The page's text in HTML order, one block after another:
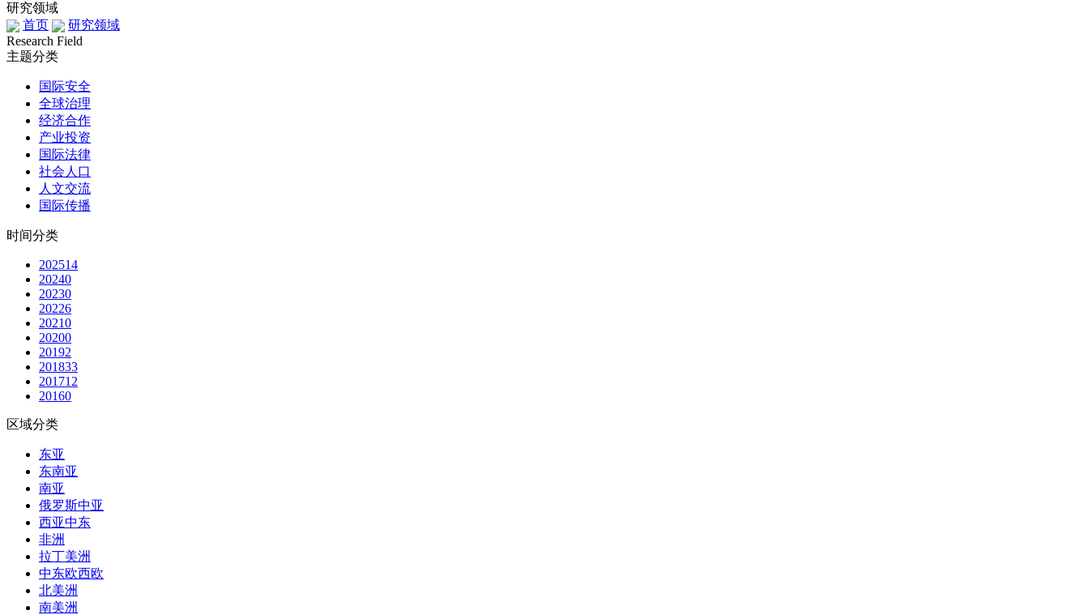
研究领域
首页
研究领域
Research Field
主题分类
国际安全
全球治理
经济合作
产业投资
国际法律
社会人口
人文交流
国际传播
时间分类
202514
20240
20230
20226
20210
20200
20192
201833
201712
20160
区域分类
东亚
东南亚
南亚
俄罗斯中亚
西亚中东
非洲
拉丁美洲
中东欧西欧
北美洲
南美洲